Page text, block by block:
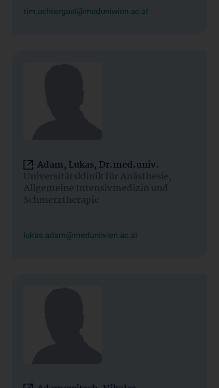
tim.achtergael@meduniwien.ac.at
Adam, Lukas, Dr.med.univ.
Universitätsklinik für Anästhesie,
Allgemeine Intensivmedizin und
Schmerztherapie
lukas.adam@meduniwien.ac.at